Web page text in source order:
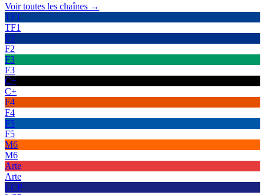
Voir toutes les chaînes →
TF1
TF1
F2
F2
F3
F3
C+
C+
F4
F4
F5
F5
M6
M6
Arte
Arte
LCP